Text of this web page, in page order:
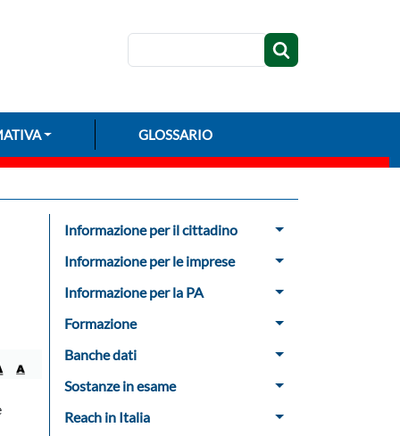
GLOSSARIO
Menu Sidebar
Informazione per il cittadino
Informazione per le imprese
Informazione per la PA
Formazione
Banche dati
Sostanze in esame
Reach in Italia